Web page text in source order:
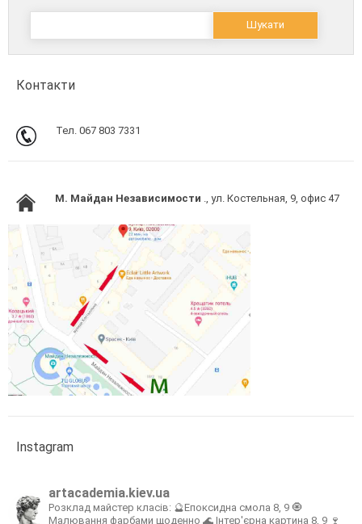
Пошук:
Контакти
Тел. 067 803 7331
M. Майдан Независимости ., ул. Костельная, 9, офис 47
Instagram
artacademia.kiev.ua
Розклад майстер класів: 🔮Епоксидна смола 8, 9 🧿
Малювання фарбами щоденно 🌊 Інтер'єрна картина 8, 9 🍷